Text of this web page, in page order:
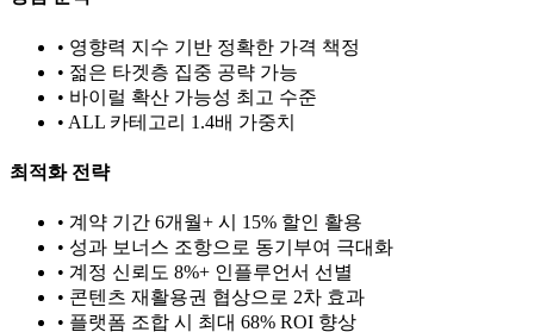
• 영향력 지수 기반 정확한 가격 책정
• 젊은 타겟층 집중 공략 가능
• 바이럴 확산 가능성 최고 수준
• ALL 카테고리 1.4배 가중치
최적화 전략
• 계약 기간 6개월+ 시 15% 할인 활용
• 성과 보너스 조항으로 동기부여 극대화
• 계정 신뢰도 8%+ 인플루언서 선별
• 콘텐츠 재활용권 협상으로 2차 효과
• 플랫폼 조합 시 최대 68% ROI 향상